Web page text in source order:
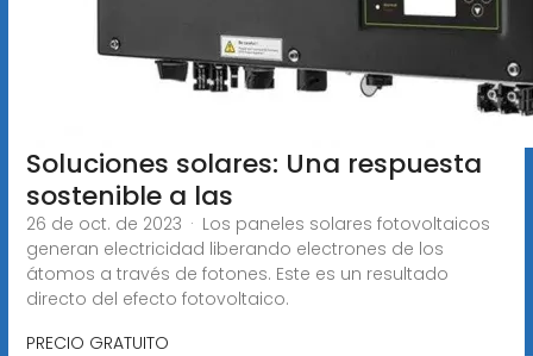
Soluciones solares: Una respuesta
sostenible a las
26 de oct. de 2023 · Los paneles solares fotovoltaicos
generan electricidad liberando electrones de los
átomos a través de fotones. Este es un resultado
directo del efecto fotovoltaico.
PRECIO GRATUITO